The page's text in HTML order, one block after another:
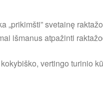
„prikimšti” svetainę
išmanus atpažinti
vertingo turinio